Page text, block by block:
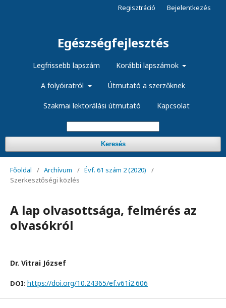
Egészségfejlesztés
Legfrissebb lapszám Korábbi lapszámok
A folyóiratról Útmutató a szerzőknek
Szakmai lektorálási útmutató Kapcsolat
Keresés
Regisztráció Bejelentkezés
Főoldal / Archívum / Évf. 61 szám 2 (2020)
/
Szerkesztőségi közlés
A lap olvasottsága, felmérés az
olvasókról
Dr. Vitrai József
DOI: https://doi.org/10.24365/ef.v61i2.606